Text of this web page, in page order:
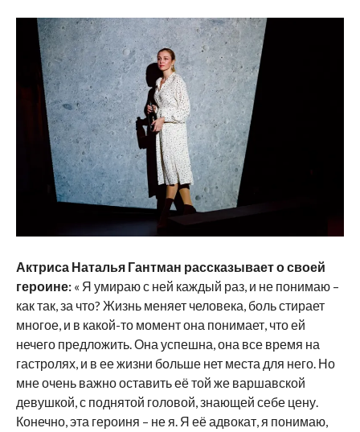
Актриса Наталья Гантман рассказывает о своей
героине:« Я умираю с ней каждый раз, и не понимаю –
как так, за что? Жизнь меняет человека, боль стирает
многое, и в какой-то момент она понимает, что ей
нечего предложить. Она успешна, она все время на
гастролях, и в ее жизни больше нет места для него. Но
мне очень важно оставить её той же варшавской
девушкой, с поднятой головой, знающей себе цену.
Конечно, эта героиня – не я. Я её адвокат, я понимаю,